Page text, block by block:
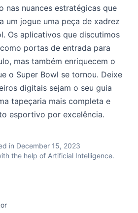
nas nuances estratégicas que
um jogue uma peça de xadrez
Os aplicativos que discutimos
portas de entrada para
mas também enriquecem o
o Super Bowl se tornou. Deixe
digitais sejam o seu guia
tapeçaria mais completa e
esportivo por excelência.
in December 15, 2023
the help of Artificial Intelligence.